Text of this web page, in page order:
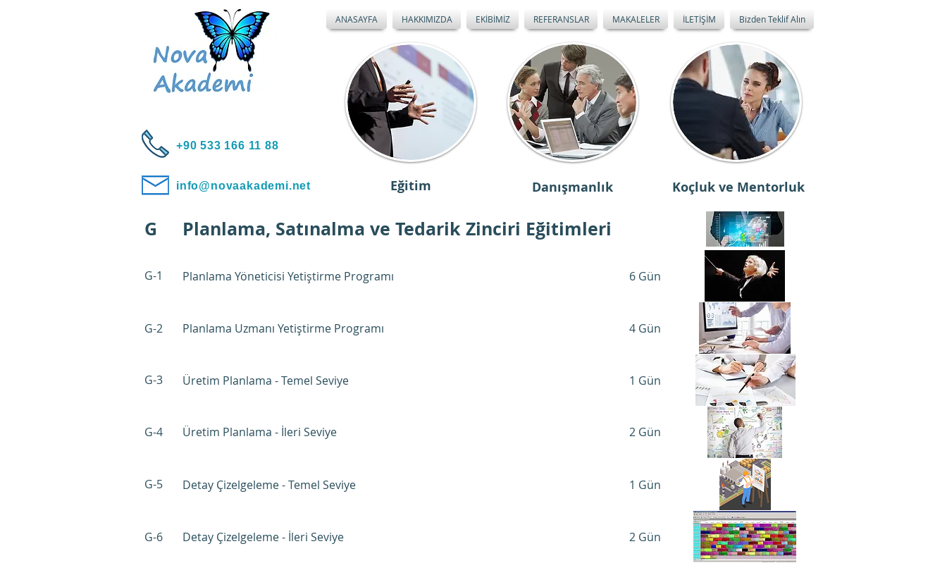
+90 533 166 11 88
info@novaakademi.net
ANASAYFA HAKKIMIZDA EKİBİMİZ REFERANSLAR MAKALELER İLETİŞİM Bizden Teklif Alın
Eğitim Danışmanlık Koçluk ve Mentorluk
Planlama, Satınalma ve Tedarik Zinciri Eğitimleri
G
Planlama Yöneticisi Yetiştirme Programı 6 Gün​
G-1
Planlama Uzmanı Yetiştirme Programı
G-2 4 Gün​
Üretim Planlama - Temel Seviye 1 Gün​
G-3
Üretim Planlama - İleri Seviye​​
G-4 2 Gün​
Detay Çizelgeleme - Temel Seviye 1 Gün​
G-5
Detay Çizelgeleme - İleri Seviye
G-6 2 Gün​